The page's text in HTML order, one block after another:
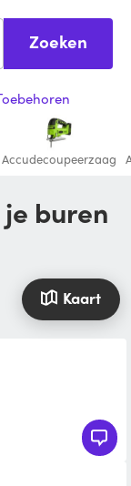
Zoeken
Accudecoupeerzaag
Kaart